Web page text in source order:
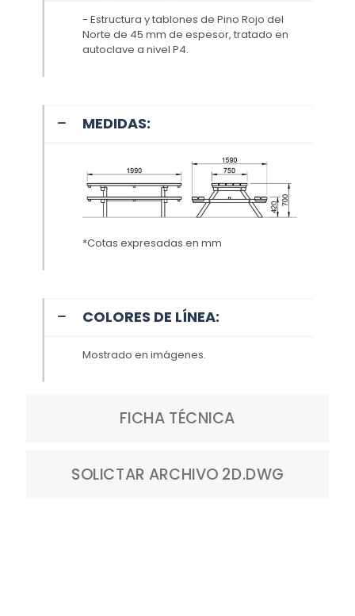
- Estructura y tablones de Pino Rojo del
Norte de 45 mm de espesor, tratado en
autoclave a nivel P4.
MEDIDAS:
*Cotas expresadas en mm
COLORES DE LÍNEA:
Mostrado en imágenes.
FICHA TÉCNICA
SOLICTAR ARCHIVO 2D.DWG